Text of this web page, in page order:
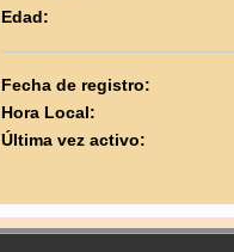
Edad:
Fecha de registro:
Hora Local:
Última vez activo: